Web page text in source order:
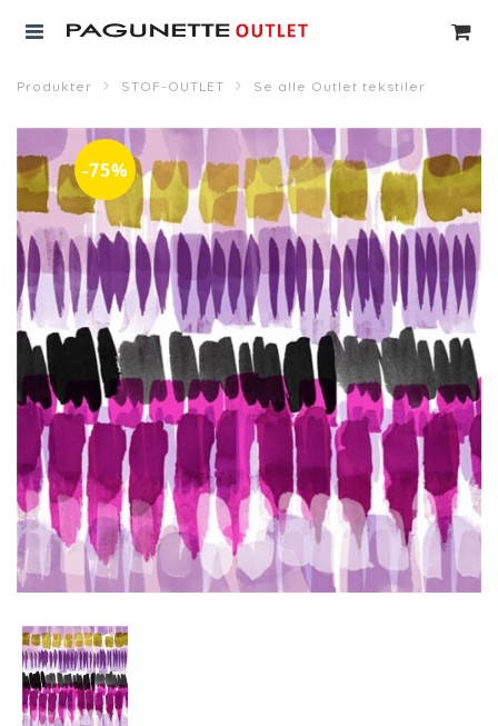
Produkter STOF-OUTLET Se alle Outlet tekstiler
-75%